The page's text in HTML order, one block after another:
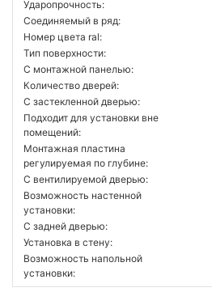
Ударопрочность:
Соединяемый в ряд:
Номер цвета ral:
Тип поверхности:
С монтажной панелью:
Количество дверей:
С застекленной дверью:
Подходит для установки вне
помещений:
Монтажная пластина
регулируемая по глубине:
С вентилируемой дверью:
Возможность настенной
установки:
С задней дверью:
Установка в стену:
Возможность напольной
установки: